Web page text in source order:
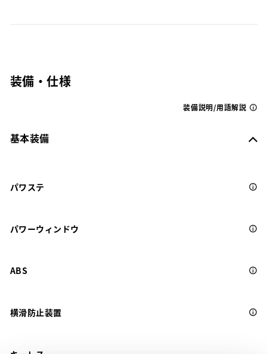
装備・仕様
装備説明/用語解説
基本装備
パワステ
パワーウィンドウ
ABS
横滑防止装置